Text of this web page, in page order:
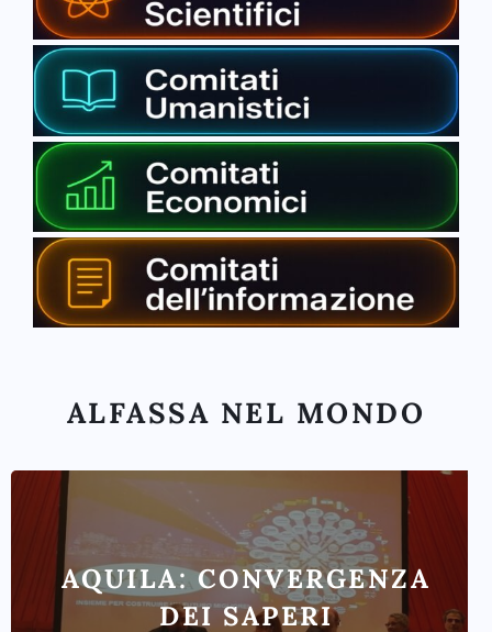
ALFASSA NEL MONDO
AQUILA: CONVERGENZA
DEI SAPERI